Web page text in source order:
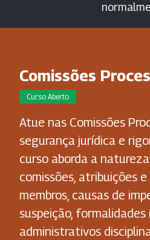
Comissões
Curso Aberto
Atue nas Comissões
segurança jurídica e
curso aborda a
comissões, atribuições
membros, causas de
suspeição, formalidades
administrativos